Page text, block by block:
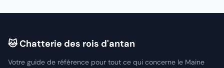
🐱 Chatterie des rois d'antan
Votre guide de référence pour tout ce qui concerne le Maine